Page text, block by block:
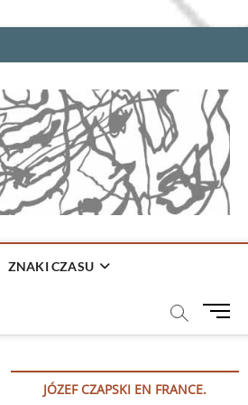
ZNAKI CZASU
M
u
JÓZEF CZAPSKI EN FRANCE.